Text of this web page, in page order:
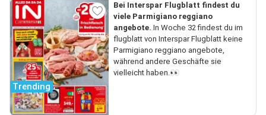
Trending
Bei Interspar Flugblatt findest du
viele Parmigiano reggiano
angebote. In Woche 32 findest du im
flugblatt von Interspar Flugblatt keine
Parmigiano reggiano angebote,
während andere Geschäfte sie
vielleicht haben.👀